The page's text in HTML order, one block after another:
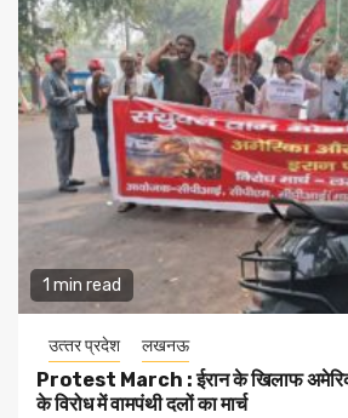
1 min read
उत्‍तर प्रदेश लखनऊ
Protest March : ईरान के खिलाफ
के विरोध में वामपंथी दलों का मार्च